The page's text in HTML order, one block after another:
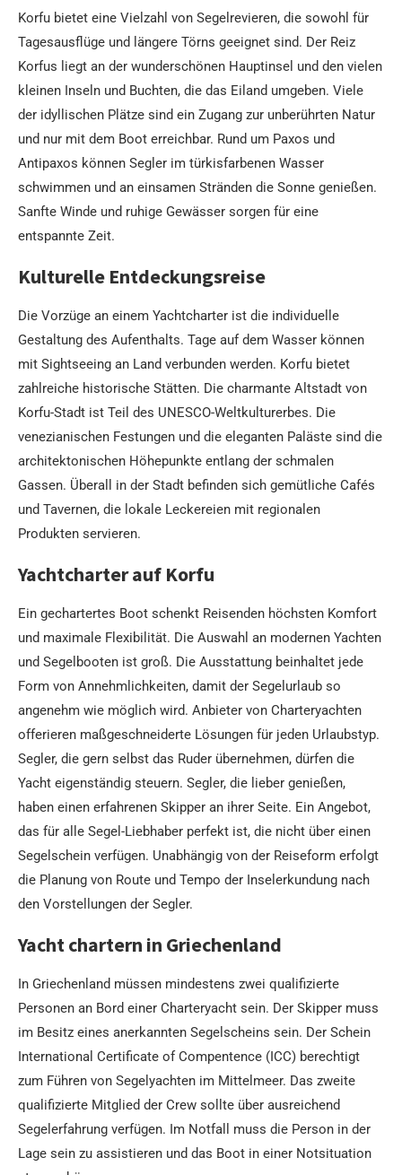
Korfu bietet eine Vielzahl von Segelrevieren, die sowohl für
Tagesausflüge und längere Törns geeignet sind. Der Reiz
Korfus liegt an der wunderschönen Hauptinsel und den vielen
kleinen Inseln und Buchten, die das Eiland umgeben. Viele
der idyllischen Plätze sind ein Zugang zur unberührten Natur
und nur mit dem Boot erreichbar. Rund um Paxos und
Antipaxos können Segler im türkisfarbenen Wasser
schwimmen und an einsamen Stränden die Sonne genießen.
Sanfte Winde und ruhige Gewässer sorgen für eine
entspannte Zeit.
Kulturelle Entdeckungsreise
Die Vorzüge an einem Yachtcharter ist die individuelle
Gestaltung des Aufenthalts. Tage auf dem Wasser können
mit Sightseeing an Land verbunden werden. Korfu bietet
zahlreiche historische Stätten. Die charmante Altstadt von
Korfu-Stadt ist Teil des UNESCO-Weltkulturerbes. Die
venezianischen Festungen und die eleganten Paläste sind die
architektonischen Höhepunkte entlang der schmalen
Gassen. Überall in der Stadt befinden sich gemütliche Cafés
und Tavernen, die lokale Leckereien mit regionalen
Produkten servieren.
Yachtcharter auf Korfu
Ein gechartertes Boot schenkt Reisenden höchsten Komfort
und maximale Flexibilität. Die Auswahl an modernen Yachten
und Segelbooten ist groß. Die Ausstattung beinhaltet jede
Form von Annehmlichkeiten, damit der Segelurlaub so
angenehm wie möglich wird. Anbieter von Charteryachten
offerieren maßgeschneiderte Lösungen für jeden Urlaubstyp.
Segler, die gern selbst das Ruder übernehmen, dürfen die
Yacht eigenständig steuern. Segler, die lieber genießen,
haben einen erfahrenen Skipper an ihrer Seite. Ein Angebot,
das für alle Segel-Liebhaber perfekt ist, die nicht über einen
Segelschein verfügen. Unabhängig von der Reiseform erfolgt
die Planung von Route und Tempo der Inselerkundung nach
den Vorstellungen der Segler.
Yacht chartern in Griechenland
In Griechenland müssen mindestens zwei qualifizierte
Personen an Bord einer Charteryacht sein. Der Skipper muss
im Besitz eines anerkannten Segelscheins sein. Der Schein
International Certificate of Compentence (ICC) berechtigt
zum Führen von Segelyachten im Mittelmeer. Das zweite
qualifizierte Mitglied der Crew sollte über ausreichend
Segelerfahrung verfügen. Im Notfall muss die Person in der
Lage sein zu assistieren und das Boot in einer Notsituation